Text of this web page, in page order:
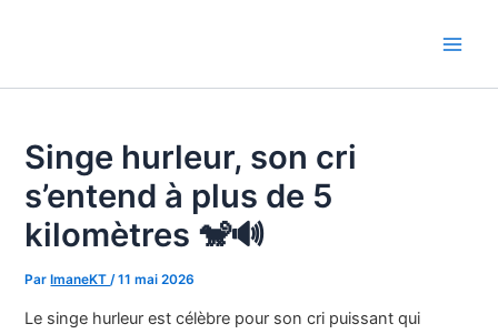
Singe hurleur, son cri
s’entend à plus de 5
kilomètres 🐒🔊
ParImaneKT /11 mai 2026
Le singe hurleur est célèbre pour son cri puissant qui